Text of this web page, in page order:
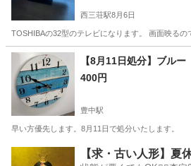
西三荘駅8月6日
TOSHIBAの32型のテレビになります。 画面映る
大阪 守口市 西三荘駅 テレビ
【8月11日処分】ブル
400円
豊中駅
早い方優先します。8月11日で処分いたします。
豊中駅 生活家電
【求・古い人形】夏